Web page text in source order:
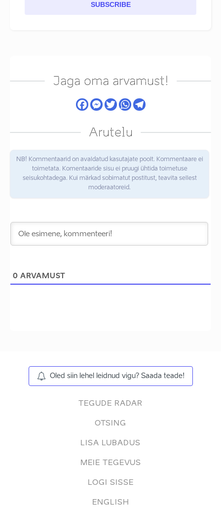
SUBSCRIBE
Jaga oma arvamust!
Arutelu
NB! Kommentaarid on avaldatud kasutajate poolt. Kommentaare ei
toimetata. Komentaaride sisu ei pruugi ühtida toimetuse
seisukohtadega. Kui märkad sobimatut postitust, teavita sellest
moderaatoreid.
0 ARVAMUST
Oled siin lehel leidnud vigu? Saada teade!
TEGUDE RADAR
OTSING
LISA LUBADUS
MEIE TEGEVUS
LOGI SISSE
ENGLISH